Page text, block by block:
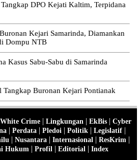
DPO Kejati Kaltim, Terpidana
Kejari Samarinda, Diamankan
Dompu NTB
Kasus Sabu-Sabu di Samarinda
Buronan Kejari Pontianak
White Crime| Lingkungan | EkBis| Cyber
| Perdata | Pledoi | Politik | Legislatif |
| Nusantara| Internasional | ResKrim |
Hukum | Profil | Editorial | Index